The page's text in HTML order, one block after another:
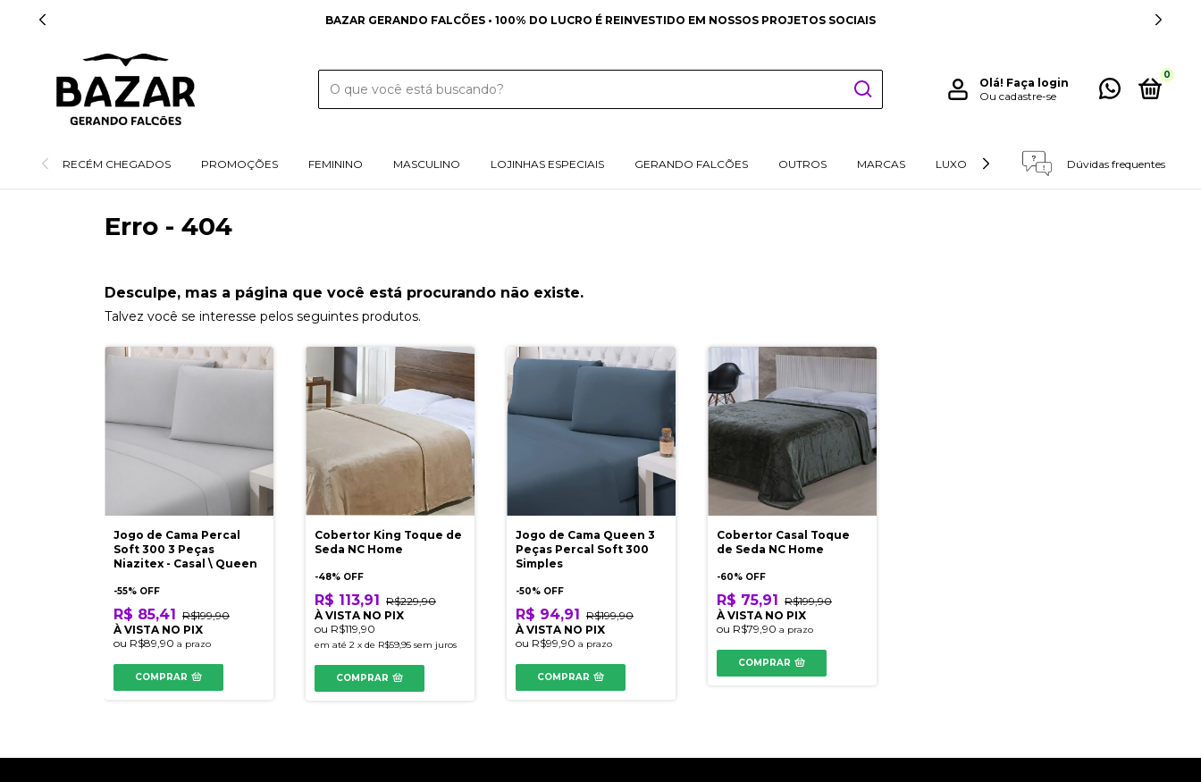
BAZAR GERANDO FALCÕES • 100% DO LUCRO É REINVESTIDO EM NOSSOS PROJETOS SOCIAIS
Olá! Faça login
Ou cadastre-se
0
RECÉM CHEGADOS PROMOÇÕES FEMININO MASCULINO LOJINHAS ESPECIAIS GERANDO FALCÕES OUTROS MARCAS LUXO RETIRADAS E DEVOLUÇÕES
Dúvidas frequentes
Erro - 404
Desculpe, mas a página que você está procurando não existe.
Talvez você se interesse pelos seguintes produtos.
Jogo de Cama Percal
Soft 300 3 Peças
Niazitex - Casal \ Queen
-55% OFF
R$ 85,41
R$199,90
À VISTA NO PIX
ou R$89,90 a prazo
COMPRAR
Cobertor King Toque de
Seda NC Home
-48% OFF
R$ 113,91
R$229,90
À VISTA NO PIX
ou R$119,90
em até 2 x de R$59,95 sem juros
COMPRAR
Jogo de Cama Queen 3
Peças Percal Soft 300
Simples
-50% OFF
R$ 94,91
R$199,90
À VISTA NO PIX
ou R$99,90 a prazo
COMPRAR
Cobertor Casal Toque
de Seda NC Home
-60% OFF
R$ 75,91
R$199,90
À VISTA NO PIX
ou R$79,90 a prazo
COMPRAR